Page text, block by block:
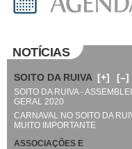
NOTÍCIAS
SOITO DA RUIVA [+] [–]
SOITO DA RUIVA -
GERAL 2020
CARNAVAL NO SOITO DA
MUITO IMPORTANTE
ASSOCIAÇÕES E